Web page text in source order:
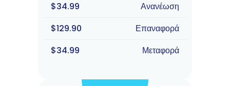
$34.99
Ανανέωση
$129.90
Επαναφορά
$34.99
Μεταφορά